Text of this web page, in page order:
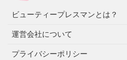
ビューティープレスマンとは？
運営会社について
プライバシーポリシー